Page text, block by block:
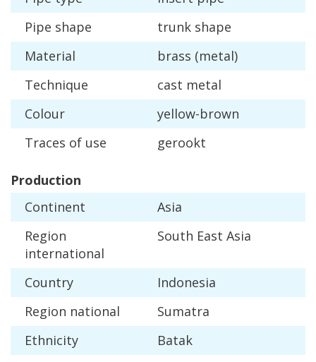
Pipe shape trunk shape
Material
brass (metal)
Technique
cast metal
Colour
yellow-brown
Traces of use gerookt
Production
Continent
Asia
Region
international
South East Asia
Country
Indonesia
Region national
Sumatra
Ethnicity
Batak